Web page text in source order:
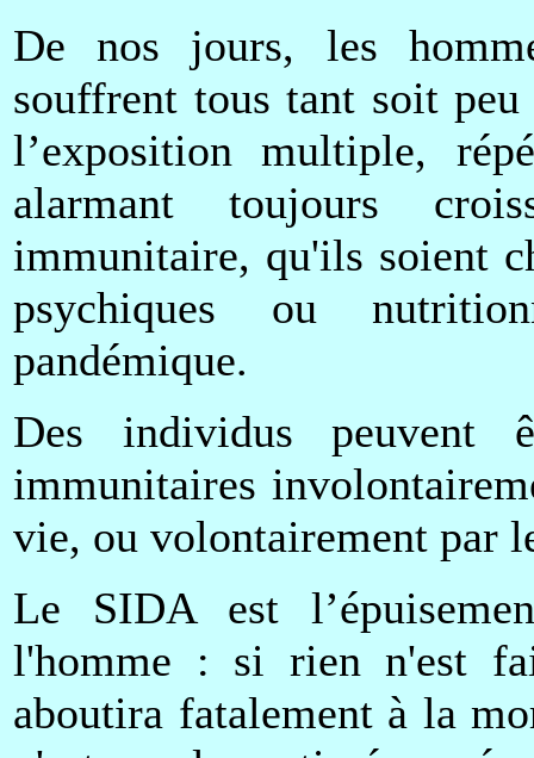
De nos jours, les
souffrent tous tant soit peu
l’exposition multiple,
alarmant toujours
immunitaire, qu'ils soient
psychiques ou
pandémique.
Des individus peuvent
immunitaires
vie, ou volontairement par
Le SIDA est
l'homme : si rien n'est
aboutira fatalement à la